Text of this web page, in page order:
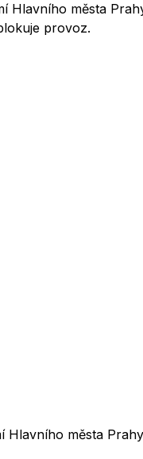
Hlavního města
provoz.
Hlavního města